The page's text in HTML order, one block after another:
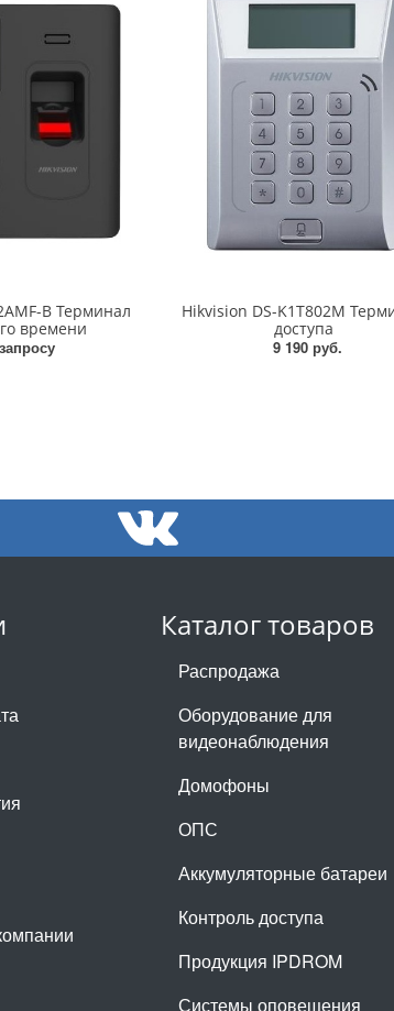
B Терминал
времени
Hikvision DS-K1T802M
доступа
9 190 руб.
Каталог товаров
Распродажа
Оборудование для
видеонаблюдения
Домофоны
ОПС
Аккумуляторные батареи
Контроль доступа
Продукция IPDROM
Системы оповещения